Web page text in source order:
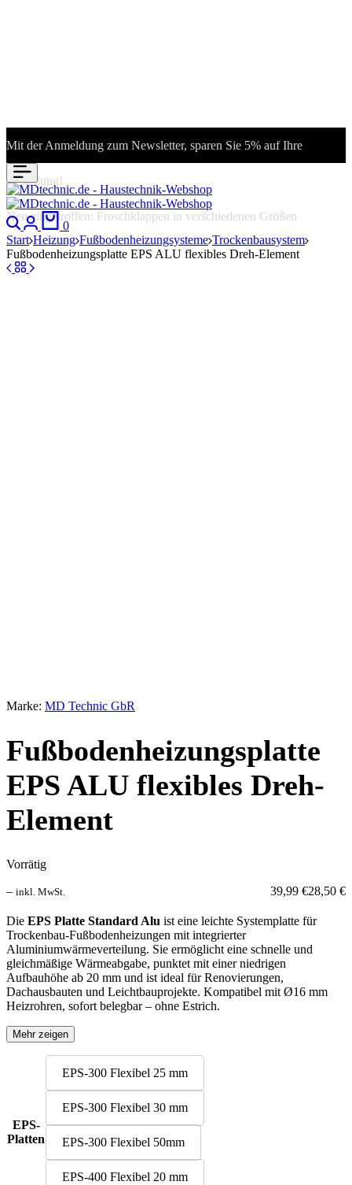
Mit der Anmeldung zum Newsletter, sparen Sie 5% auf Ihre
Bestellung!
Neu eingetroffen: Froschklappen in verschiedenen Größen
0
Start Heizung Fußbodenheizungsysteme Trockenbausystem
Fußbodenheizungsplatte EPS ALU flexibles Dreh-Element
Marke: MD Technic GbR
Fußbodenheizungsplatte
EPS ALU flexibles Dreh-
Element
Vorrätig
28,50 €
– 39,99 €
inkl. MwSt.
Die EPS Platte Standard Alu ist eine leichte Systemplatte für
Trockenbau-Fußbodenheizungen mit integrierter
Aluminiumwärmeverteilung. Sie ermöglicht eine schnelle und
gleichmäßige Wärmeabgabe, punktet mit einer niedrigen
Aufbauhöhe ab 20 mm und ist ideal für Renovierungen,
Dachausbauten und Leichtbauprojekte. Kompatibel mit Ø16 mm
Heizrohren, sofort belegbar – ohne Estrich.
Mehr zeigen
EPS-
Platten
EPS-300 Flexibel 25 mm
EPS-300 Flexibel 30 mm
EPS-300 Flexibel 50mm
EPS-400 Flexibel 20 mm